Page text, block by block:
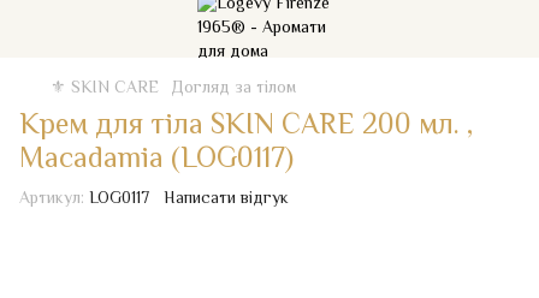
⚜️ SKIN CARE Догляд за тілом
Крем для тіла SKIN CARE 200 мл. ,
Macadamia (LOG0117)
Артикул: LOG0117 Написати відгук